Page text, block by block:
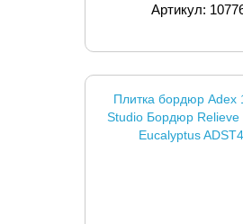
Артикул:
Плитка бордюр Adex
Studio Бордюр Relieve
Eucalyptus